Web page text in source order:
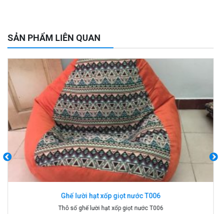
SẢN PHẨM LIÊN QUAN
Ghế lười hạt xốp giọt nước T006
Thô số ghế lười hạt xốp giọt nước T006